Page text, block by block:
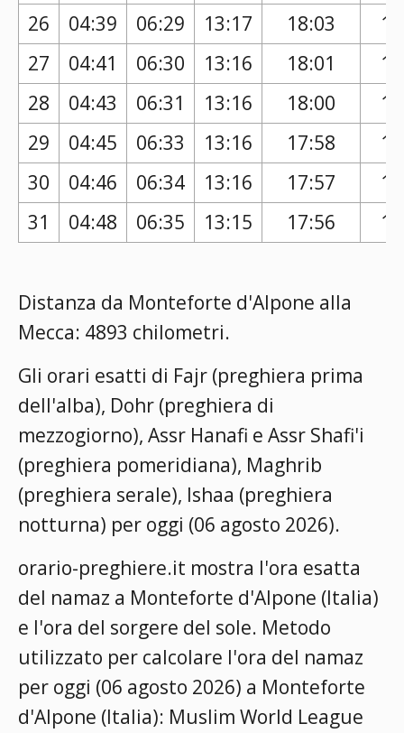
26
04:39 06:29 13:17 18:03
27
04:41 06:30 13:16 18:01
28
04:43 06:31 13:16 18:00
29
04:45 06:33 13:16 17:58
30
04:46 06:34 13:16 17:57
31
04:48 06:35 13:15 17:56
Distanza da Monteforte d'Alpone alla
Mecca: 4893 chilometri.
Gli orari esatti di Fajr (preghiera prima
dell'alba), Dohr (preghiera di
mezzogiorno), Assr Hanafi e Assr Shafi'i
(preghiera pomeridiana), Maghrib
(preghiera serale), Ishaa (preghiera
notturna) per oggi (06 agosto 2026).
orario-preghiere.it mostra l'ora esatta
del namaz a Monteforte d'Alpone (Italia)
e l'ora del sorgere del sole. Metodo
utilizzato per calcolare l'ora del namaz
per oggi (06 agosto 2026) a Monteforte
d'Alpone (Italia): Muslim World League